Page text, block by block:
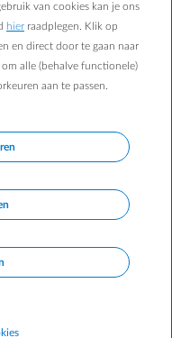
formules en
afsluiten.
pechbijstand?
voor pechbijstand?
als ik een
van cookies kan je ons
hier raadplegen. Klik op
en direct door te gaan naar
alle (behalve functionele)
aan te passen.